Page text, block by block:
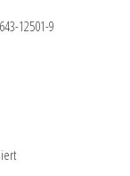
12501-9